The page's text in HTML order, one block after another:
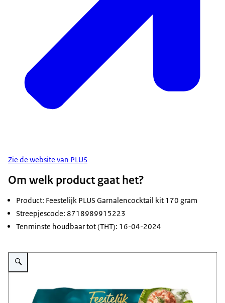
Zie de website van PLUS
Om welk product gaat het?
Product: Feestelijk PLUS Garnalencocktail kit 170 gram
Streepjescode: 8718989915223
Tenminste houdbaar tot (THT): 16-04-2024
Vergroot afbeelding Verpakking feestelijk hollandse garnalen cocktail van